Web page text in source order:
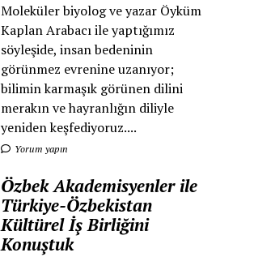
Moleküler biyolog ve yazar Öyküm
Kaplan Arabacı ile yaptığımız
söyleşide, insan bedeninin
görünmez evrenine uzanıyor;
bilimin karmaşık görünen dilini
merakın ve hayranlığın diliyle
yeniden keşfediyoruz....
Yorum yapın
Özbek Akademisyenler ile
Türkiye-Özbekistan
Kültürel İş Birliğini
Konuştuk